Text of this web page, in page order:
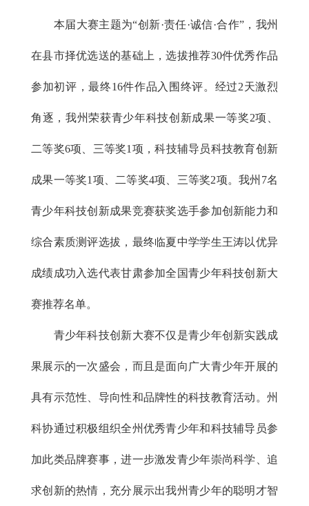
本届大赛主题为“创新·责任·诚信·合作”，我州
在县市择优选送的基础上，选拔推荐30件优秀作品
参加初评，最终16件作品入围终评。经过2天激烈
角逐，我州荣获青少年科技创新成果一等奖2项、
二等奖6项、三等奖1项，科技辅导员科技教育创新
成果一等奖1项、二等奖4项、三等奖2项。我州7名
青少年科技创新成果竞赛获奖选手参加创新能力和
综合素质测评选拔，最终临夏中学学生王涛以优异
成绩成功入选代表甘肃参加全国青少年科技创新大
赛推荐名单。
青少年科技创新大赛不仅是青少年创新实践成
果展示的一次盛会，而且是面向广大青少年开展的
具有示范性、导向性和品牌性的科技教育活动。州
科协通过积极组织全州优秀青少年和科技辅导员参
加此类品牌赛事，进一步激发青少年崇尚科学、追
求创新的热情，充分展示出我州青少年的聪明才智